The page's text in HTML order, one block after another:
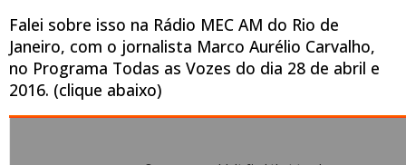
Falei sobre isso na Rádio MEC AM do Rio de
Janeiro, com o jornalista Marco Aurélio Carvalho,
no Programa Todas as Vozes do dia 28 de abril e
2016. (clique abaixo)